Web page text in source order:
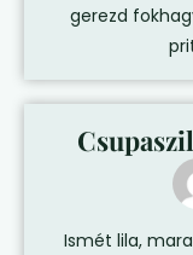
gerezd
Ismét lila,